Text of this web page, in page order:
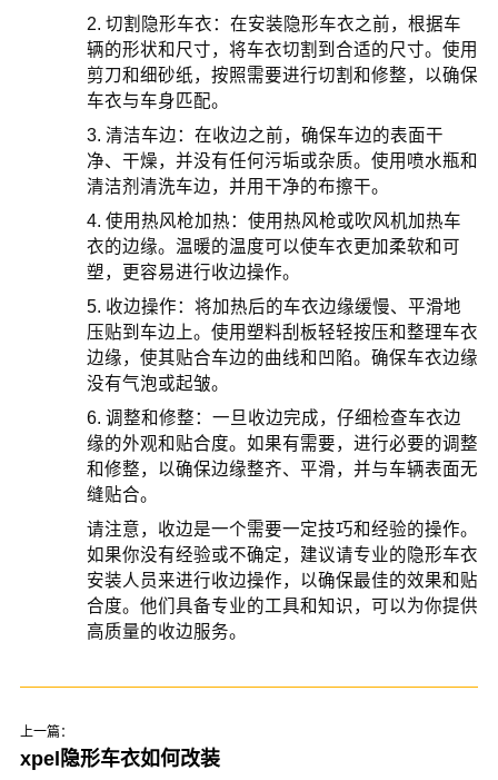
2. 切割隐形车衣：在安装隐形车衣之前，根据车
辆的形状和尺寸，将车衣切割到合适的尺寸。使用
剪刀和细砂纸，按照需要进行切割和修整，以确保
车衣与车身匹配。
3. 清洁车边：在收边之前，确保车边的表面干
净、干燥，并没有任何污垢或杂质。使用喷水瓶和
清洁剂清洗车边，并用干净的布擦干。
4. 使用热风枪加热：使用热风枪或吹风机加热车
衣的边缘。温暖的温度可以使车衣更加柔软和可
塑，更容易进行收边操作。
5. 收边操作：将加热后的车衣边缘缓慢、平滑地
压贴到车边上。使用塑料刮板轻轻按压和整理车衣
边缘，使其贴合车边的曲线和凹陷。确保车衣边缘
没有气泡或起皱。
6. 调整和修整：一旦收边完成，仔细检查车衣边
缘的外观和贴合度。如果有需要，进行必要的调整
和修整，以确保边缘整齐、平滑，并与车辆表面无
缝贴合。
请注意，收边是一个需要一定技巧和经验的操作。
如果你没有经验或不确定，建议请专业的隐形车衣
安装人员来进行收边操作，以确保最佳的效果和贴
合度。他们具备专业的工具和知识，可以为你提供
高质量的收边服务。
上一篇：
xpel隐形车衣如何改装